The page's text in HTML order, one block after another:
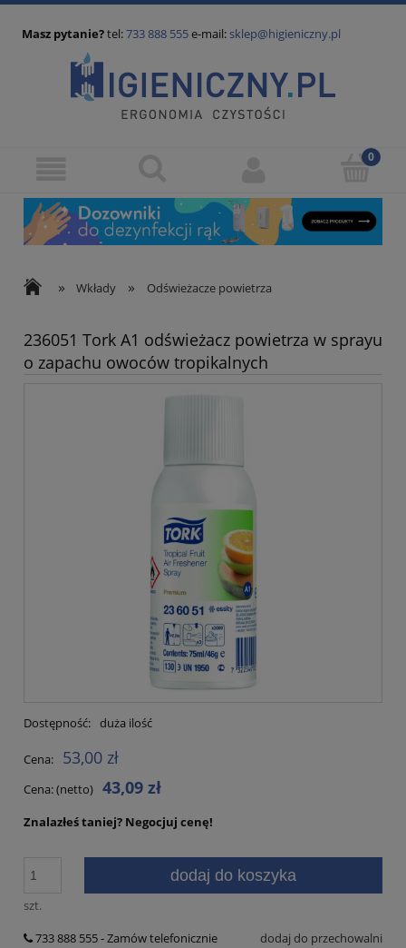
Masz pytanie?tel:733 888 555e-mail:sklep@higieniczny.pl
» Wkłady » Odświeżacze powietrza
236051 Tork A1 odświeżacz powietrza w sprayu
o zapachu owoców tropikalnych
Dostępność: duża ilość
Cena: 53,00 zł
Cena: (netto) 43,09 zł
Znalazłeś taniej? Negocjuj cenę!
szt.
dodaj do koszyka
733 888 555 - Zamów telefonicznie dodaj do przechowalni